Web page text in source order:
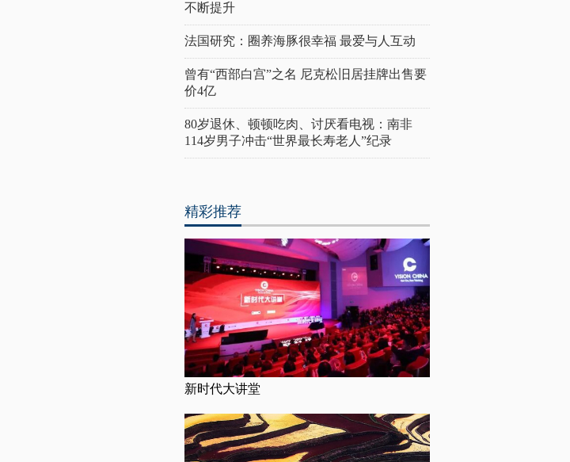
不断提升
法国研究：圈养海豚很幸福 最爱与人互动
曾有“西部白宫”之名 尼克松旧居挂牌出售要
价4亿
80岁退休、顿顿吃肉、讨厌看电视：南非
114岁男子冲击“世界最长寿老人”纪录
精彩推荐
新时代大讲堂